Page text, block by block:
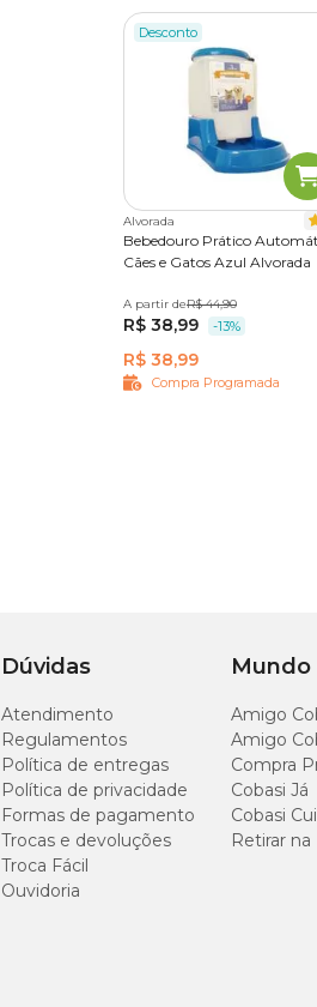
Desconto
Alvorada
Bebedouro Prático
Cães e Gatos Azul Alvorada
Único
A partir deR$ 44,90
R$ 38,99 -13%
R$ 38,99
Compra Programada
Dúvidas
Atendimento
Regulamentos
Política de entregas
Política de privacidade
Formas de pagamento
Trocas e devoluções
Troca Fácil
Ouvidoria
Mundo
Amigo
Amigo
Compra
Cobasi Já
Cobasi
Retirar na